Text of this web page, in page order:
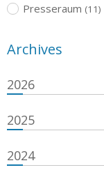
Presseraum (11)
Archives
2026
2025
2024